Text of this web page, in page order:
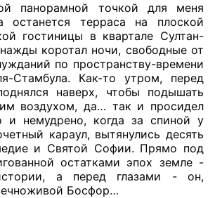
панорамной точкой для меня
останется терраса на плоской
гостиницы в квартале Султан-
коротал ночи, свободные от
по пространству-времени
Стамбула. Как-то утром, перед
наверх, чтобы подышать
воздухом, да… так и просидел
и немудрено, когда за спиной у
караул, вытянулись десять
и Святой Софии. Прямо под
остатками эпох земле -
а перед глазами - он,
Босфор…